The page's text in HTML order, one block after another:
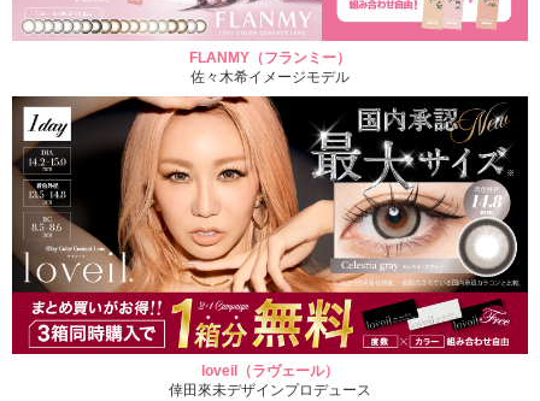
FLANMY（フランミー）
佐々木希イメージモデル
loveil（ラヴェール）
倖田來未デザインプロデュース